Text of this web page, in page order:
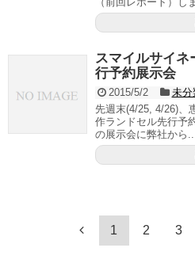
スマイルサイネ
行予約展示会
2015/5/2
未分
先週末(4/25, 4/26)、
作ランドセル先行予
の展示会に弊社から
1 2 3